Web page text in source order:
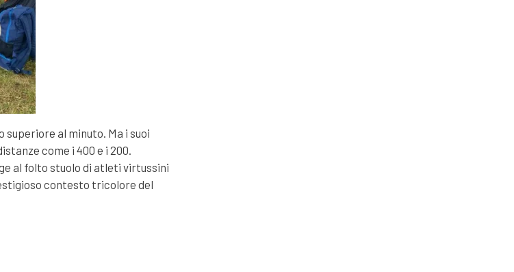
superiore al minuto. Ma i suoi
come i 400 e i 200.
al folto stuolo di atleti virtussini
contesto tricolore del